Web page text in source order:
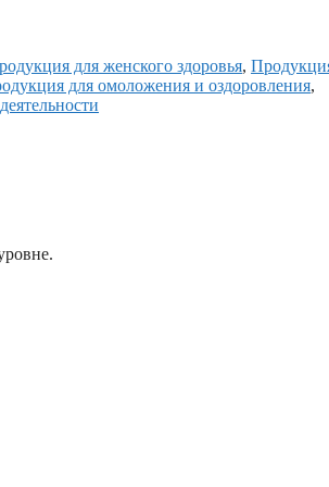
для женского здоровья,
для омоложения и оздоровления,